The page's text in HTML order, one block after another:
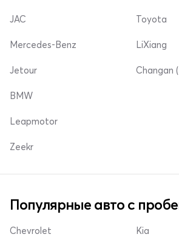
JAC
Mercedes-Benz
Jetour
Toyota
LiXiang
Changan
BMW
Leapmotor
Zeekr
Популярные авто с
Chevrolet Kia